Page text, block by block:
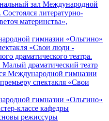
зал Международной
литературно-
материнства»,
драматический театр
Международной гимназии
спектакля «Свои